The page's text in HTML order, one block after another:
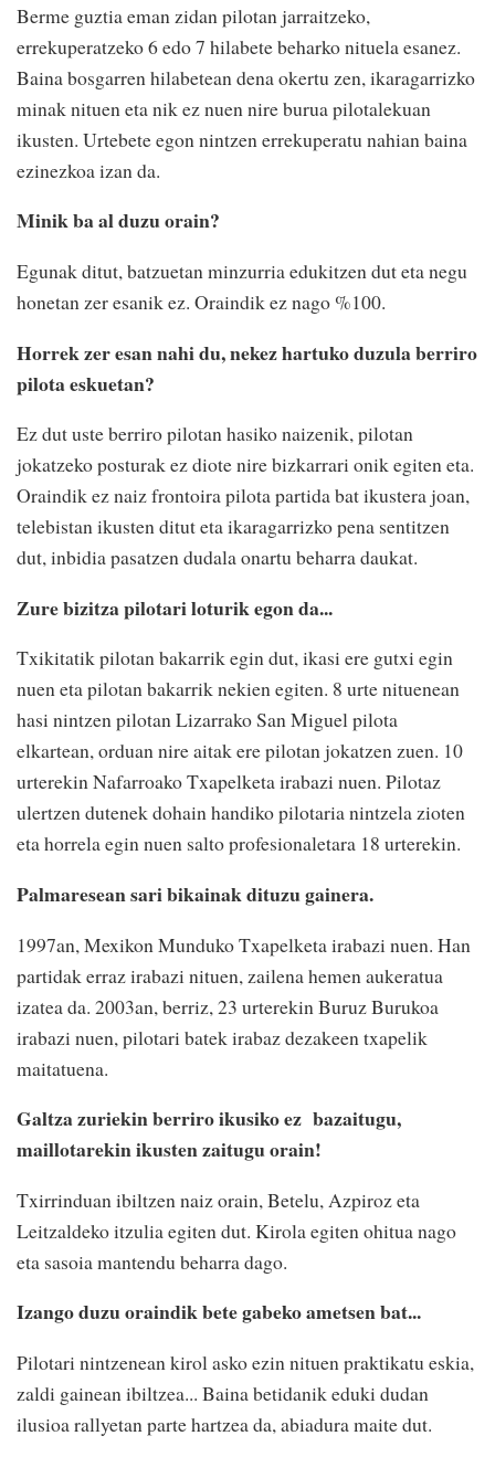
Berme guztia eman zidan pilotan jarraitzeko,
errekuperatzeko 6 edo 7 hilabete beharko nituela esanez.
Baina bosgarren hilabetean dena okertu zen, ikaragarrizko
minak nituen eta nik ez nuen nire burua pilotalekuan
ikusten. Urtebete egon nintzen errekuperatu nahian baina
ezinezkoa izan da.
Minik ba al duzu orain?
Egunak ditut, batzuetan minzurria edukitzen dut eta negu
honetan zer esanik ez. Oraindik ez nago %100.
Horrek zer esan nahi du, nekez hartuko duzula berriro
pilota eskuetan?
Ez dut uste berriro pilotan hasiko naizenik, pilotan
jokatzeko posturak ez diote nire bizkarrari onik egiten eta.
Oraindik ez naiz frontoira pilota partida bat ikustera joan,
telebistan ikusten ditut eta ikaragarrizko pena sentitzen
dut, inbidia pasatzen dudala onartu beharra daukat.
Zure bizitza pilotari loturik egon da...
Txikitatik pilotan bakarrik egin dut, ikasi ere gutxi egin
nuen eta pilotan bakarrik nekien egiten. 8 urte nituenean
hasi nintzen pilotan Lizarrako San Miguel pilota
elkartean, orduan nire aitak ere pilotan jokatzen zuen. 10
urterekin Nafarroako Txapelketa irabazi nuen. Pilotaz
ulertzen dutenek dohain handiko pilotaria nintzela zioten
eta horrela egin nuen salto profesionaletara 18 urterekin.
Palmaresean sari bikainak dituzu gainera.
1997an, Mexikon Munduko Txapelketa irabazi nuen. Han
partidak erraz irabazi nituen, zailena hemen aukeratua
izatea da. 2003an, berriz, 23 urterekin Buruz Burukoa
irabazi nuen, pilotari batek irabaz dezakeen txapelik
maitatuena.
Galtza zuriekin berriro ikusiko ez bazaitugu,
maillotarekin ikusten zaitugu orain!
Txirrinduan ibiltzen naiz orain, Betelu, Azpiroz eta
Leitzaldeko itzulia egiten dut. Kirola egiten ohitua nago
eta sasoia mantendu beharra dago.
Izango duzu oraindik bete gabeko ametsen bat...
Pilotari nintzenean kirol asko ezin nituen praktikatu eskia,
zaldi gainean ibiltzea... Baina betidanik eduki dudan
ilusioa rallyetan parte hartzea da, abiadura maite dut.